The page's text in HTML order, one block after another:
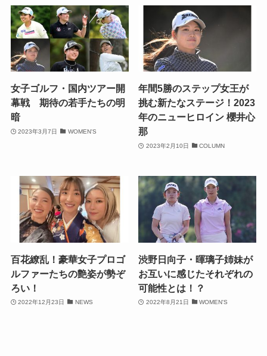
女子ゴルフ・国内ツアー開
幕戦 期待の若手たちの明
暗
2023年3月7日 WOMEN'S
年間5勝のステップ女王が
挑む新たなステージ！2023
年のニューヒロイン 櫻井心
那
2023年2月10日 COLUMN
百花繚乱！豪華女子プロゴ
ルファーたちの艶姿が勢ぞ
ろい！
2022年12月23日 NEWS
渋野日向子・暉璃子姉妹が
お互いに感じたそれぞれの
可能性とは！？
2022年8月21日 WOMEN'S